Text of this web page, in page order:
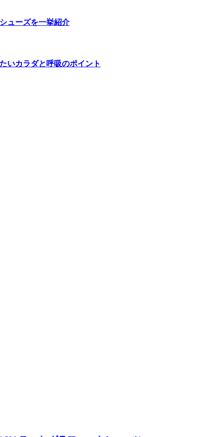
ューズを一挙紹介
いカラダと呼吸のポイント